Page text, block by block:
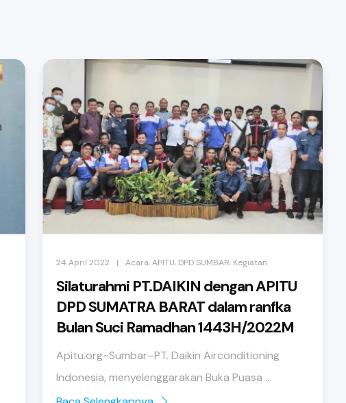
24 April 2022 | Acara, APITU, DPD SUMBAR, Kegiatan
Silaturahmi PT.DAIKIN dengan APITU
DPD SUMATRA BARAT dalam ranfka
Bulan Suci Ramadhan 1443H/2022M
Apitu.org~Sumbar–PT. Daikin Airconditioning
Indonesia, menyelenggarakan Buka Puasa ...